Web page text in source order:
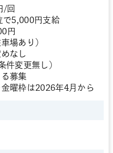
5,000円支給
円
あり）
なし
変更無し）
募集
枠は2026年4月から